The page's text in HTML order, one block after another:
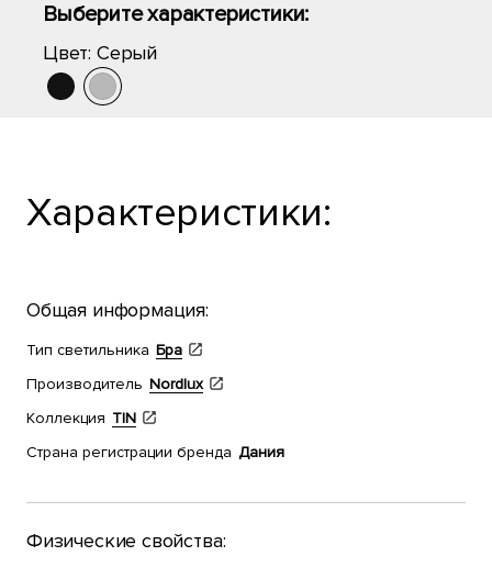
Выберите характеристики:
Цвет: Серый
Характеристики:
Общая информация:
Тип светильника Бра
Производитель Nordlux
Коллекция TIN
Страна регистрации бренда Дания
Физические свойства: